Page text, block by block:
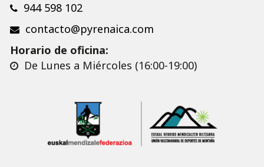
944 598 102
contacto@pyrenaica.com
Horario de oficina:
De Lunes a Miércoles (16:00-19:00)